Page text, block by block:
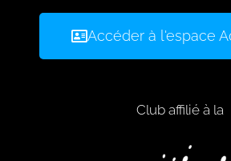
Accéder à l'espace
Club affilié à la